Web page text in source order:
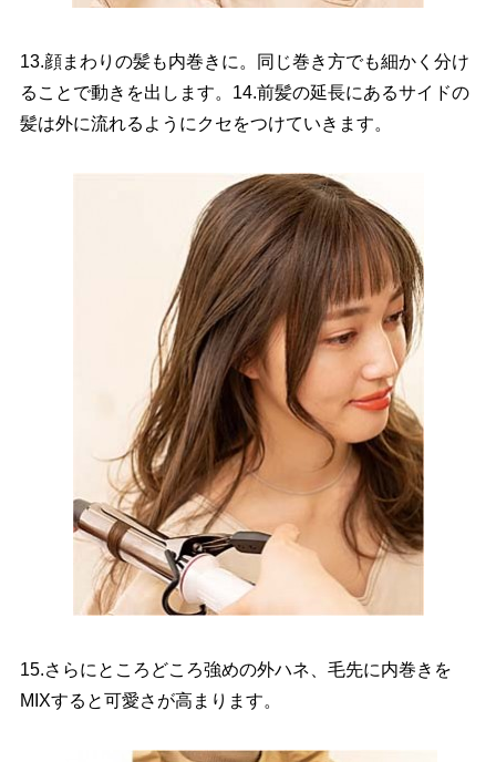
13.顔まわりの髪も内巻きに。同じ巻き方でも細かく分け
ることで動きを出します。14.前髪の延長にあるサイドの
髪は外に流れるようにクセをつけていきます。
15.さらにところどころ強めの外ハネ、毛先に内巻きを
MIXすると可愛さが高まります。